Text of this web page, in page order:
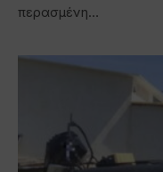
περασμένη…